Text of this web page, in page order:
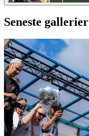
Seneste gallerier